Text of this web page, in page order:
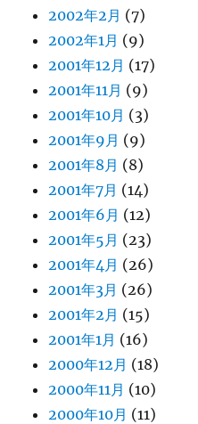
2002年2月 (7)
2002年1月 (9)
2001年12月 (17)
2001年11月 (9)
2001年10月 (3)
2001年9月 (9)
2001年8月 (8)
2001年7月 (14)
2001年6月 (12)
2001年5月 (23)
2001年4月 (26)
2001年3月 (26)
2001年2月 (15)
2001年1月 (16)
2000年12月 (18)
2000年11月 (10)
2000年10月 (11)